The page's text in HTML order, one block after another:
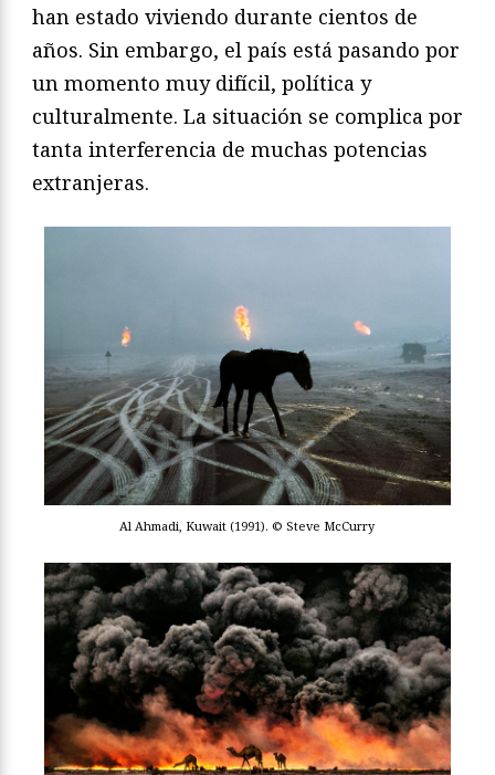
han estado viviendo durante cientos de
años. Sin embargo, el país está pasando por
un momento muy difícil, política y
culturalmente. La situación se complica por
tanta interferencia de muchas potencias
extranjeras.
Al Ahmadi, Kuwait (1991). © Steve McCurry